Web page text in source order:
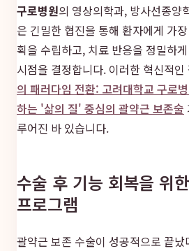
구로병원의 영상의학과, 방사선종양
은 긴밀한 협진을 통해 환자에게 가
획을 수립하고, 치료 반응을 정밀하
시점을 결정합니다. 이러한 혁신적인
의 패러다임 전환: 고려대학교 구로
하는 '삶의 질' 중심의 괄약근 보존술
루어진 바 있습니다.
수술 후 기능 회복을 위
프로그램
괄약근 보존 수술이 성공적으로 끝